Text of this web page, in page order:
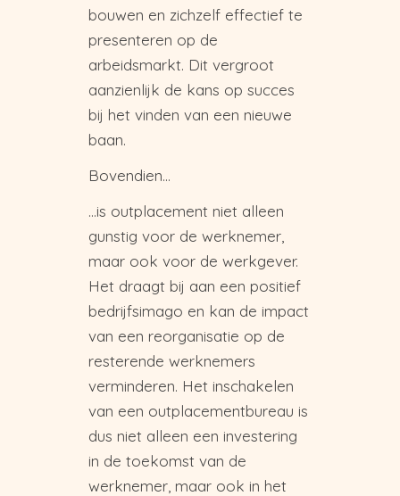
bouwen en zichzelf effectief te
presenteren op de
arbeidsmarkt. Dit vergroot
aanzienlijk de kans op succes
bij het vinden van een nieuwe
baan.
Bovendien…
…is outplacement niet alleen
gunstig voor de werknemer,
maar ook voor de werkgever.
Het draagt bij aan een positief
bedrijfsimago en kan de impact
van een reorganisatie op de
resterende werknemers
verminderen. Het inschakelen
van een outplacementbureau is
dus niet alleen een investering
in de toekomst van de
werknemer, maar ook in het